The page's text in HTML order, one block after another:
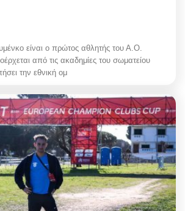
είναι ο πρώτος αθλητής του Α.Ο.
από τις ακαδημίες του σωματείου
την εθνική ομ